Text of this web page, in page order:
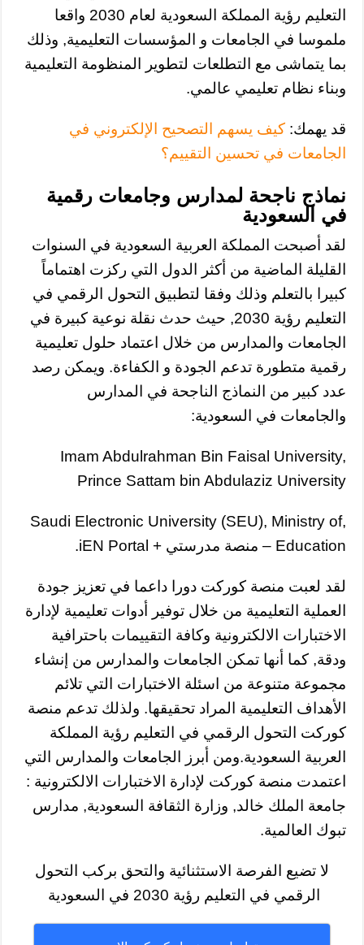
التعليم رؤية المملكة السعودية لعام 2030 واقعا
ملموسا في الجامعات و المؤسسات التعليمية, وذلك
بما يتماشى مع التطلعات لتطوير المنظومة التعليمية
وبناء نظام تعليمي عالمي.
قد يهمك:كيف يسهم التصحيح الإلكتروني في
الجامعات في تحسين التقييم؟
نماذج ناجحة لمدارس وجامعات رقمية
في السعودية
لقد أصبحت المملكة العربية السعودية في السنوات
القليلة الماضية من أكثر الدول التي ركزت اهتماماً
كبيرا بالتعلم وذلك وفقا لتطبيق التحول الرقمي في
التعليم رؤية 2030, حيث حدث نقلة نوعية كبيرة في
الجامعات والمدارس من خلال اعتماد حلول تعليمية
رقمية متطورة تدعم الجودة و الكفاءة. ويمكن رصد
عدد كبير من النماذج الناجحة في المدارس
والجامعات في السعودية:
Imam Abdulrahman Bin Faisal University,
Prince Sattam bin Abdulaziz University
,Saudi Electronic University (SEU), Ministry of
Education – منصة مدرستي + iEN Portal.
لقد لعبت منصة كوركت دورا داعما في تعزيز جودة
العملية التعليمية من خلال توفير أدوات تعليمية لإدارة
الاختبارات الالكترونية وكافة التقييمات باحترافية
ودقة, كما أنها تمكن الجامعات والمدارس من إنشاء
مجموعة متنوعة من اسئلة الاختبارات التي تلائم
الأهداف التعليمية المراد تحقيقها. ولذلك تدعم منصة
كوركت التحول الرقمي في التعليم رؤية المملكة
العربية السعودية.ومن أبرز الجامعات والمدارس التي
اعتمدت منصة كوركت لإدارة الاختبارات الالكترونية :
جامعة الملك خالد, وزارة الثقافة السعودية, مدارس
تبوك العالمية.
لا تضيع الفرصة الاستثنائية والتحق بركب التحول
الرقمي في التعليم رؤية 2030 في السعودية